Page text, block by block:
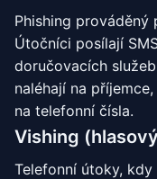
Phishing
Útočníci posílají
doručovacích
naléhají na
na telefonní čísla.
Vishing
Telefonní útoky,